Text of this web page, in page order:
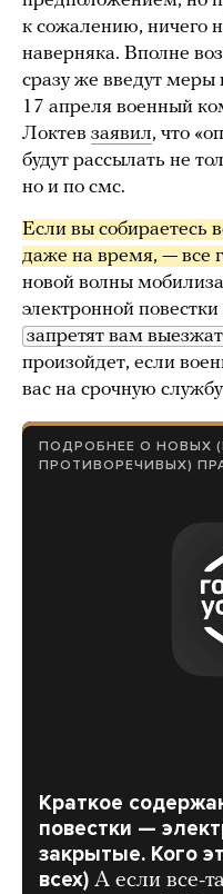
к сожалению, ничего
наверняка. Вполне
сразу же введут меры
17 апреля военный
Локтев заявил, что
будут рассылать не
но и по смс.
Если вы собираетесь
даже на время, — все
новой волны
электронной
запретят вам
произойдет, если
вас на срочную
ПОДРОБНЕЕ О НОВЫХ
ПРОТИВОРЕЧИВЫХ)
Краткое
повестки —
закрытые. Кого
всех) А если все-